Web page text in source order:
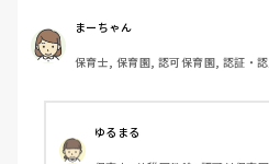
まーちゃん
保育士, 保育園, 認可保育園, 認証・
ゆるまる